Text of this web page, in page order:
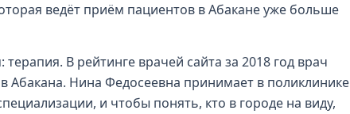
ведёт приём пациентов в Абакане уже больше
В рейтинге врачей сайта за 2018 год врач
Абакана. Нина Федосеевна принимает в поликлинике
и чтобы понять, кто в городе на виду,